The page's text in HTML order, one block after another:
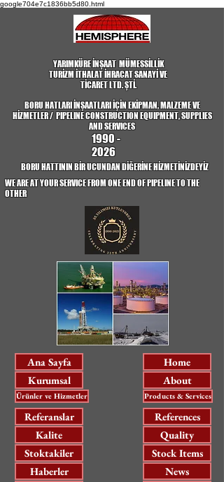
google704e7c1836bb5d80.html
YARIMKÜRE İNŞAAT MÜMESSİLLİK
TURİZM İTHALAT İHRACAT SANAYİ VE
TİCARET LTD. ŞTİ.
BORU HATLARI İNŞAATLARI İÇİN EKİPMAN, MALZEME VE
HİZMETLER / PIPELINE CONSTRUCTION EQUIPMENT, SUPPLIES
AND SERVICES
1990 -
2026
BORU HATTININ BİR UCUNDAN DİĞERİNE HİZMETİNİZDEYİZ
WE ARE AT YOUR SERVICE FROM ONE END OF PIPELINE TO THE
OTHER
Ana Sayfa
Kurumsal
Ürünler ve Hizmetler
Referanslar
Kalite
Stoktakiler
Haberler
Home
About
Products & Services
References
Quality
Stock Items
News